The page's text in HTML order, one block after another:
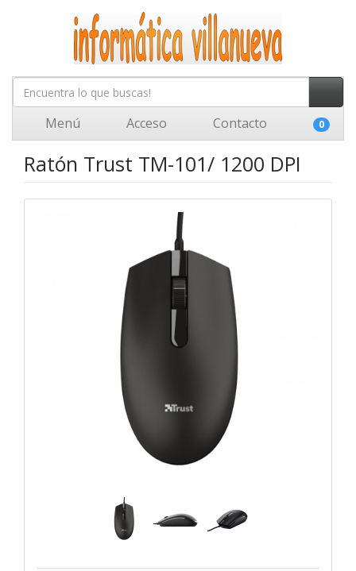
Menú Acceso Contacto 0
Ratón Trust TM-101/ 1200 DPI